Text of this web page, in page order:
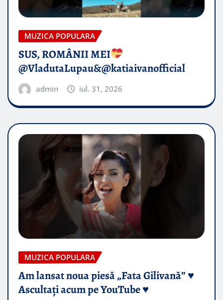
MUZICA POPULARA
SUS, ROMÂNII MEI
@VladutaLupau&@katiaivanofficial
admin iul. 31, 2026
MUZICA POPULARA
Am lansat noua piesă „Fata Gilivană” ♥️
Ascultați acum pe YouTube ♥️